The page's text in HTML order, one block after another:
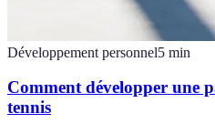
Développement personnel5 min
Comment développer une
tennis